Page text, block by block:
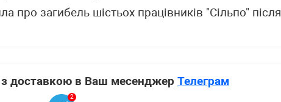
про загибель шістьох працівників "Сільпо" після
з доставкою в Ваш месенджер Телеграм
2